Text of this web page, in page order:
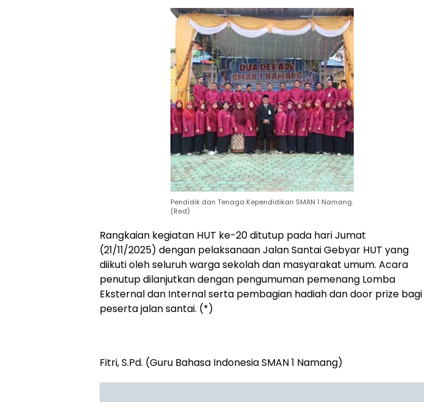
Pendidik dan Tenaga Kependidikan SMAN 1 Namang.
(Red)
‎Rangkaian kegiatan HUT ke-20 ditutup pada hari Jumat
(21/11/2025) dengan pelaksanaan Jalan Santai Gebyar HUT yang
diikuti oleh seluruh warga sekolah dan masyarakat umum. Acara
penutup dilanjutkan dengan pengumuman pemenang Lomba
Eksternal dan Internal serta pembagian hadiah dan door prize bagi
peserta jalan santai. (*)
‎Fitri, S.Pd. (Guru Bahasa Indonesia SMAN 1 Namang)